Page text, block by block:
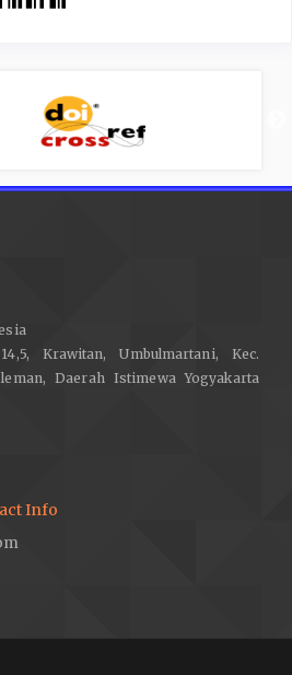
Krawitan, Umbulmartani, Kec.
Daerah Istimewa Yogyakarta
Info